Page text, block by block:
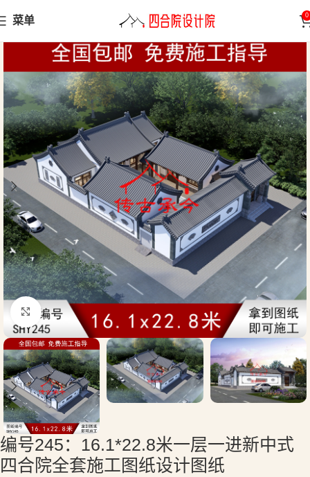
菜单 0
首页 四合院
点击放大
编号245：16.1*22.8米一层一进新中式
四合院全套施工图纸设计图纸